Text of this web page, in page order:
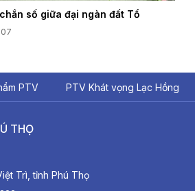
số giữa đại ngàn đất Tổ
PTV PTV Khát vọng Lạc Hồng
THỌ
Trì, tỉnh Phú Thọ